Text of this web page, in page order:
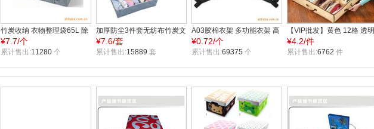
竹炭收纳 衣物整理袋65L 除
味视窗收纳箱
¥7.7/个
累计售出:11280 个
加厚防尘3件套无纺布竹炭文
胸内衣竹炭收纳三件套
¥7.6/套
累计售出:15889 套
A03胶棉衣架 多功能衣架 高
档防滑衣架 海绵衣架
¥0.72/个
累计售出:69375 个
【VIP批发】黄色 12格 透明
盖收纳鞋盒
¥4.2/件
累计售出:6762 件